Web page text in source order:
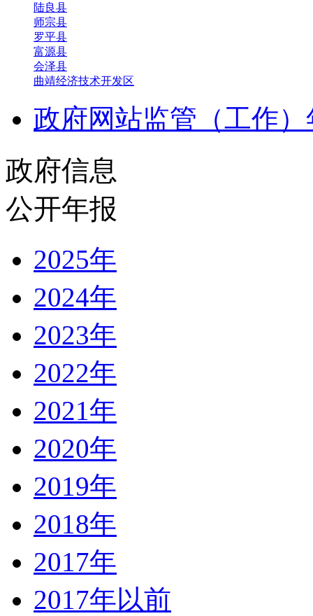
陆良县
师宗县
罗平县
富源县
会泽县
曲靖经济技术开发区
政府网站监管（工作
政府信息
公开年报
2025年
2024年
2023年
2022年
2021年
2020年
2019年
2018年
2017年
2017年以前